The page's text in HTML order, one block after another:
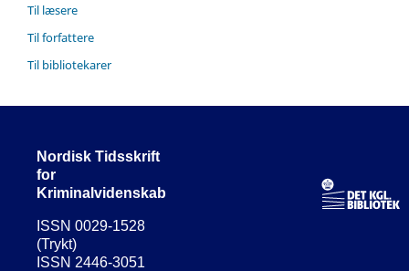
Til læsere
Til forfattere
Til bibliotekarer
Nordisk Tidsskrift
for
Kriminalvidenskab
ISSN 0029-1528
(Trykt)
ISSN 2446-3051